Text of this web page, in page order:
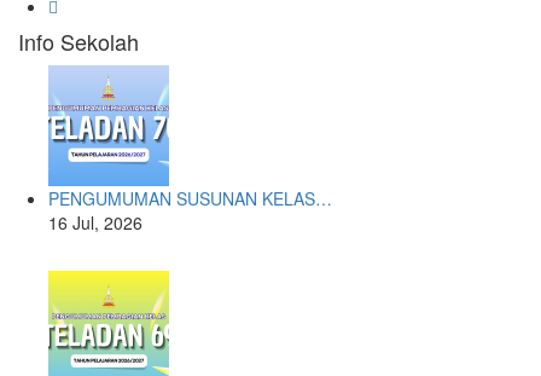
Info Sekolah
PENGUMUMAN SUSUNAN KELAS…
16 Jul, 2026